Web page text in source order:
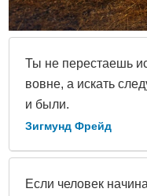
Ты не перестаешь
вовне, а искать
и были.
Зигмунд Фрейд
Если человек